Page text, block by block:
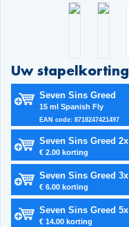
Uw stapelkorting
Seven Sins Greed
15 ml Spanish Fly
EAN code: 8718247421497
Seven Sins Greed 2x
€ 2.00 korting
Seven Sins Greed 3x
€ 6.00 korting
Seven Sins Greed 5x
€ 14.00 korting